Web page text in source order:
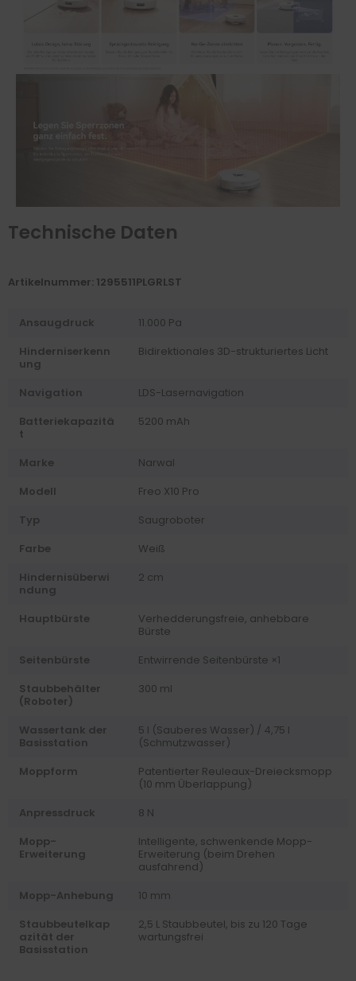
Technische Daten
Artikelnummer: 1295511PLGRLST
Ansaugdruck
11.000 Pa
Hinderniserkenn
ung
Bidirektionales 3D-strukturiertes Licht
Navigation
LDS-Lasernavigation
Batteriekapazitä
t
5200 mAh
Marke
Narwal
Modell
Freo X10 Pro
Typ
Saugroboter
Farbe
Weiß
Hindernisüberwi
ndung
2 cm
Hauptbürste
Verhedderungsfreie, anhebbare
Bürste
Seitenbürste
Entwirrende Seitenbürste ×1
Staubbehälter
(Roboter)
300 ml
Wassertank der
Basisstation
5 l (Sauberes Wasser) / 4,75 l
(Schmutzwasser)
Moppform
Patentierter Reuleaux-Dreiecksmopp
(10 mm Überlappung)
Anpressdruck
8 N
Mopp-
Erweiterung
Intelligente, schwenkende Mopp-
Erweiterung (beim Drehen
ausfahrend)
Mopp-Anhebung
10 mm
Staubbeutelkap
azität der
Basisstation
2,5 L Staubbeutel, bis zu 120 Tage
wartungsfrei